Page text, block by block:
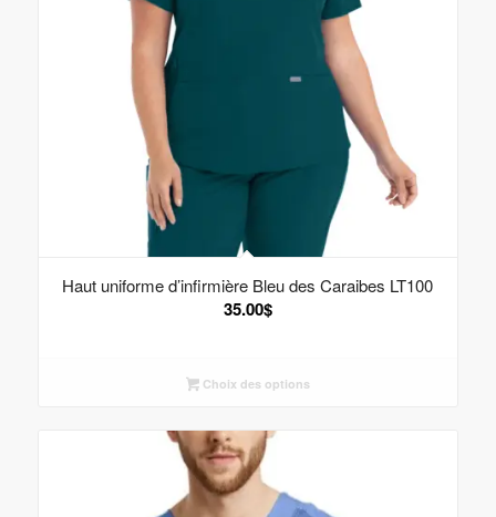
Haut uniforme d’infirmière Bleu des Caraibes LT100
35.00$
Choix des options